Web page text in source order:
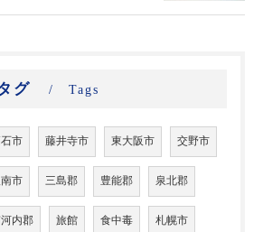
グ Tags
市 藤井寺市 東大阪市 交野市
市 三島郡 豊能郡 泉北郡
内郡 旅館 食中毒 札幌市